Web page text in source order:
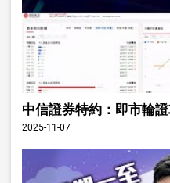
中信證券特約：即市輪
2025-11-07